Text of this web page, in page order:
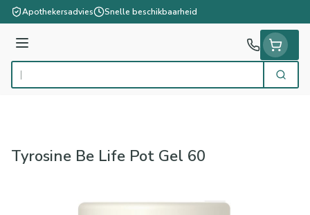
Ga naar de inhoud
Apothekersadvies Snelle beschikbaarheid
Menu
Product, merk, categorie... Zoek
Tyrosine Be Life Pot Gel 60